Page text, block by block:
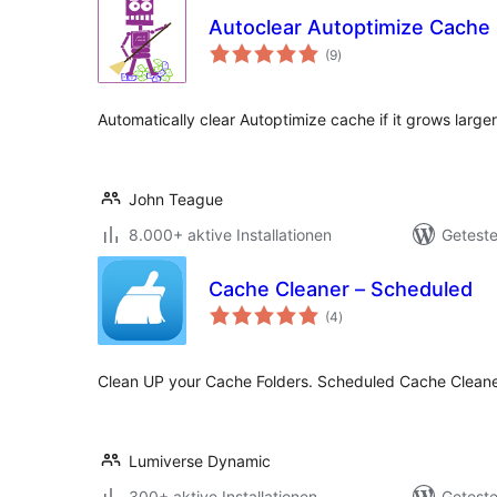
Autoclear Autoptimize Cache
(9Bewertungen
insgesamt
)
Automatically clear Autoptimize cache if it grows
John Teague
8.000+ aktive Installationen
Cache Cleaner – Scheduled
(4Bewertungen
insgesamt
)
Clean UP your Cache Folders. Scheduled Cache
Lumiverse Dynamic